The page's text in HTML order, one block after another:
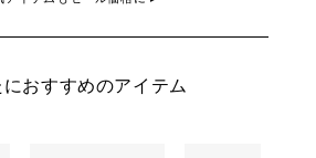
おすすめのアイテム